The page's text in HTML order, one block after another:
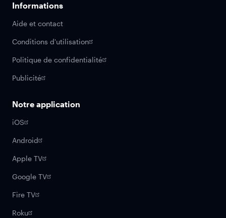
Informations
Aide et contact
Conditions d'utilisation
Politique de confidentialité
Publicité
Notre application
iOS
Android
Apple TV
Google TV
Fire TV
Roku